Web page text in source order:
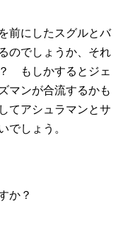
前にしたスグルとバ
のでしょうか、それ
もしかするとジェ
マンが合流するかも
てアシュラマンとサ
でしょう。
か？